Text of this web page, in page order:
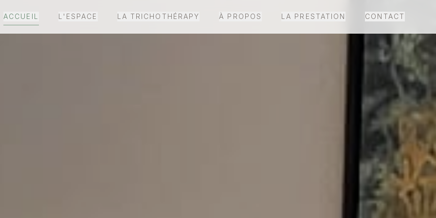
ACCUEIL L'ESPACE LA TRICHOTHÉRAPY À PROPOS LA PRESTATION CONTACT